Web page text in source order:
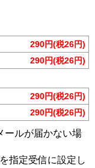
290円(税26円)
290円(税26円)
290円(税26円)
290円(税26円)
ールが届かない場
指定受信に設定し